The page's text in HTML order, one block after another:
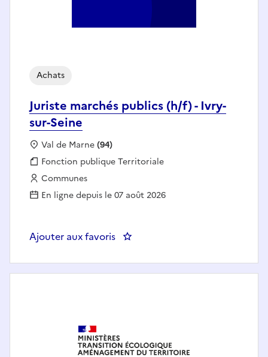
Juriste marchés publics (h/f) - Ivry-
sur-Seine
Achats
Localisation :
Val de Marne(94)
Fonction publique :
Fonction publique Territoriale
Employeur :
Communes
En ligne depuis le 07 août 2026
Ajouter aux favoris : Juriste marchés publics (h/f) -